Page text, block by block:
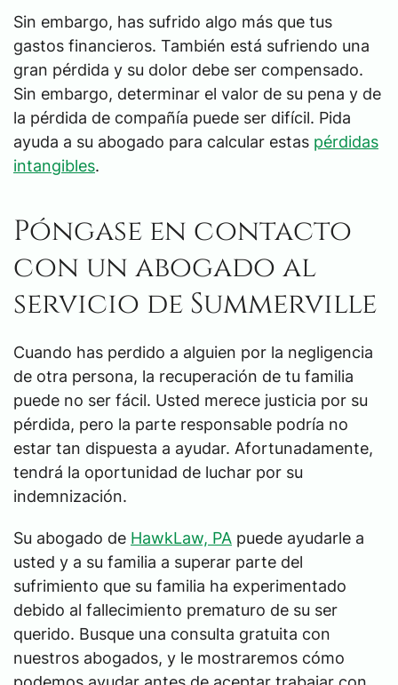
Sin embargo, has sufrido algo más que tus
gastos financieros. También está sufriendo una
gran pérdida y su dolor debe ser compensado.
Sin embargo, determinar el valor de su pena y de
la pérdida de compañía puede ser difícil. Pida
ayuda a su abogado para calcular estas pérdidas
intangibles.
Póngase en contacto
con un abogado al
servicio de Summerville
Cuando has perdido a alguien por la negligencia
de otra persona, la recuperación de tu familia
puede no ser fácil. Usted merece justicia por su
pérdida, pero la parte responsable podría no
estar tan dispuesta a ayudar. Afortunadamente,
tendrá la oportunidad de luchar por su
indemnización.
Su abogado de HawkLaw, PA puede ayudarle a
usted y a su familia a superar parte del
sufrimiento que su familia ha experimentado
debido al fallecimiento prematuro de su ser
querido. Busque una consulta gratuita con
nuestros abogados, y le mostraremos cómo